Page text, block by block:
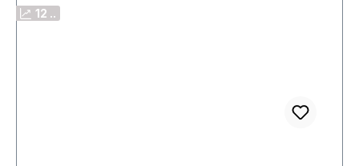
Herkunft, Sorte und Qualität garantiert die
12 ..